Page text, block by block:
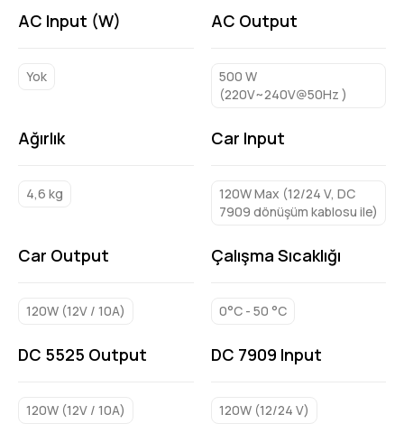
AC Input (W)
Yok
AC Output
500 W
(220V~240V@50Hz )
Ağırlık
4,6 kg
Car Input
120W Max (12/24 V, DC
7909 dönüşüm kablosu ile)
Car Output
120W (12V / 10A)
Çalışma Sıcaklığı
0°C - 50 °C
DC 5525 Output
120W (12V / 10A)
DC 7909 Input
120W (12/24 V)